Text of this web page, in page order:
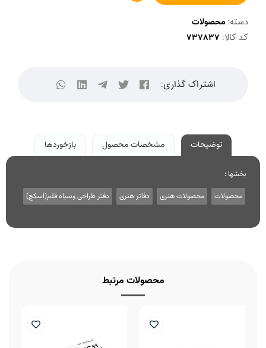
دسته: محصولات
کد کالا:
اشتراک گذاری:
توضیحات مشخصات محصول بازخوردها
بخشها :
محصولات محصولات هنری دفاتر هنری دفتر طراحی وسیاه قلم(اسکچ)
محصولات مرتبط